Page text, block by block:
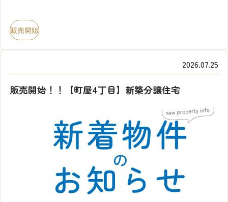
販売開始
2026.07.25
販売開始！！【町屋4丁目】新築分譲住宅